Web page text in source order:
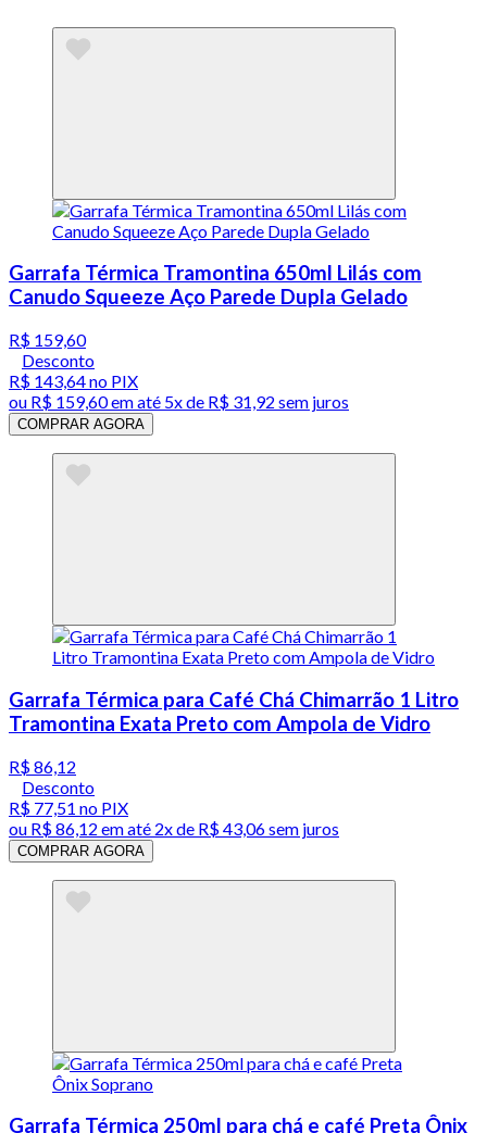
Garrafa Térmica Tramontina 650ml Lilás com
Canudo Squeeze Aço Parede Dupla Gelado
R$ 159,60
Desconto
R$ 143,64no PIX
ou R$ 159,60em até 5x de R$ 31,92 sem juros
COMPRAR AGORA
Garrafa Térmica para Café Chá Chimarrão 1 Litro
Tramontina Exata Preto com Ampola de Vidro
R$ 86,12
Desconto
R$ 77,51 no PIX
ou R$ 86,12 em até 2x de R$ 43,06 sem juros
COMPRAR AGORA
Garrafa Térmica 250ml para chá e café Preta Ônix